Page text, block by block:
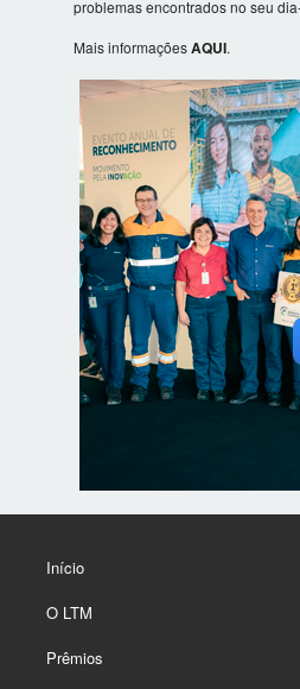
problemas encontrados no seu
Mais informaçõesAQUI.
Início
O LTM
Prêmios